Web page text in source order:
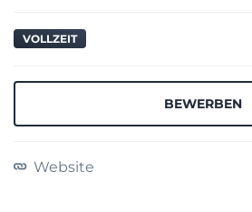
VOLLZEIT
BEWERBEN
Website